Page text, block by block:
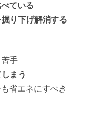
ている
掘り下げ解消する
手
まう
省エネにすべき